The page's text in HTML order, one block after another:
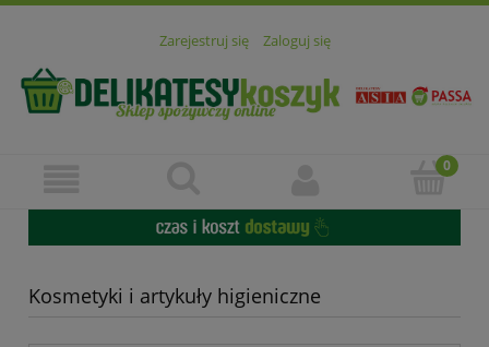
Zarejestruj się Zaloguj się
Kosmetyki i artykuły higieniczne